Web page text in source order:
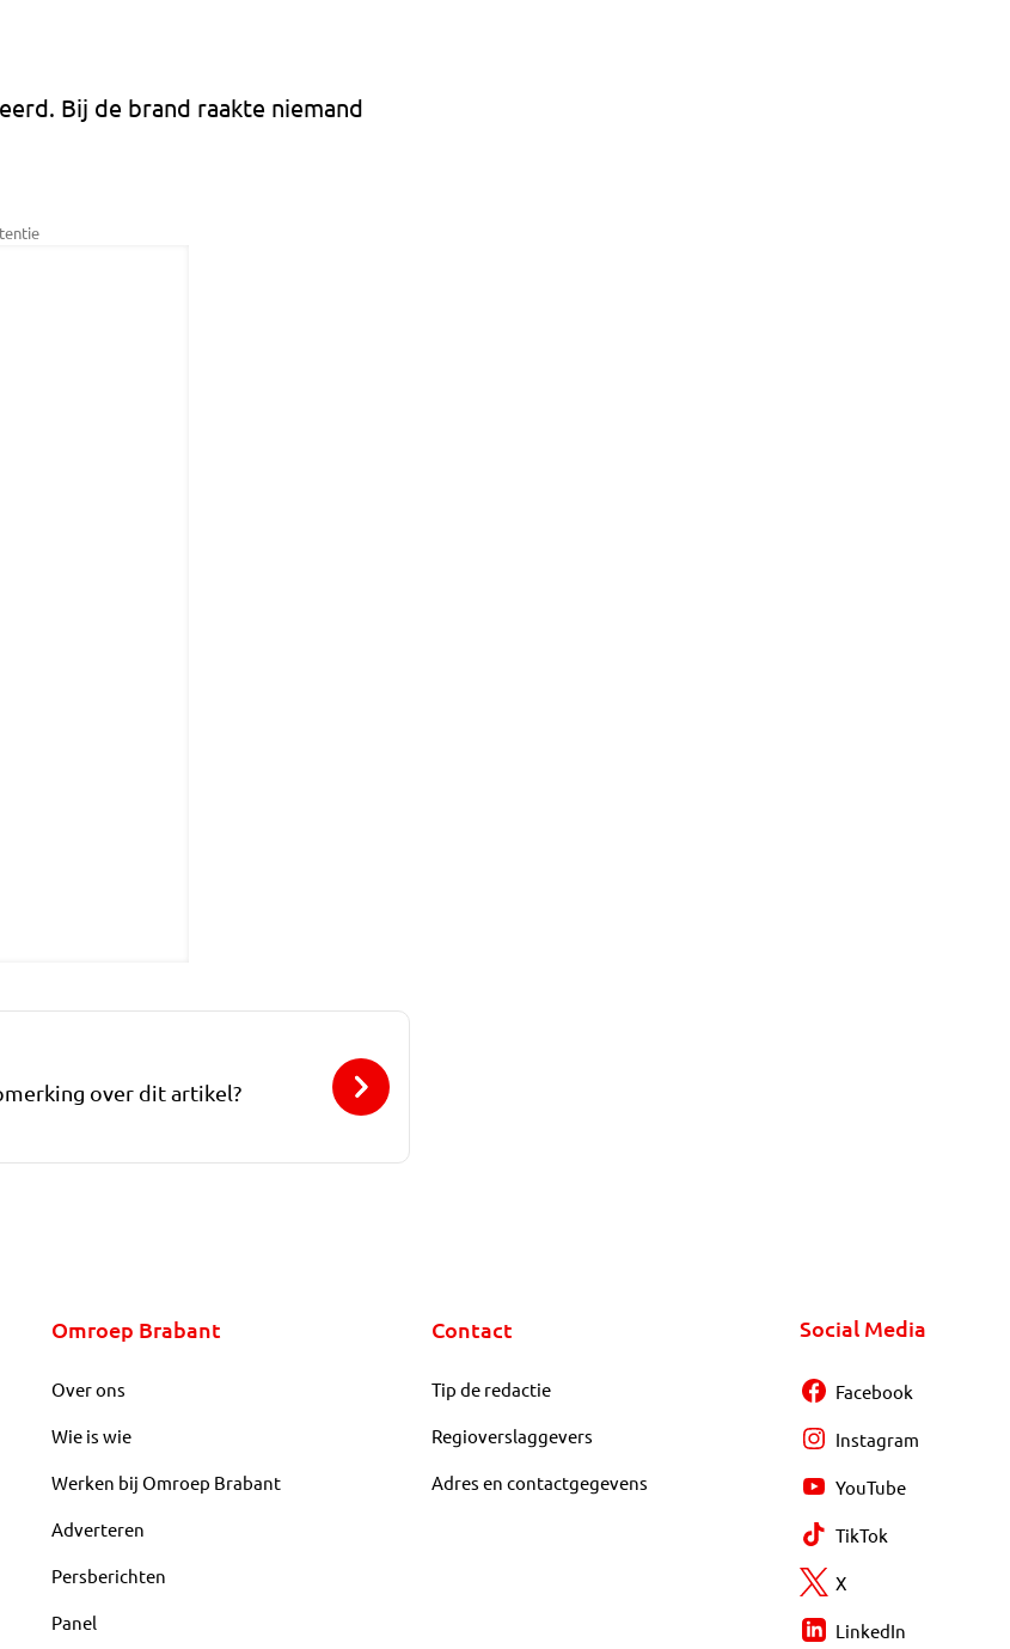
Bij de brand raakte niemand
over dit artikel?
Omroep Brabant
Over ons
Wie is wie
Werken bij Omroep Brabant
Adverteren
Persberichten
Panel
Contact
Tip de redactie
Regioverslaggevers
Adres en contactgegevens
Social Media
Facebook
Instagram
YouTube
TikTok
X
LinkedIn